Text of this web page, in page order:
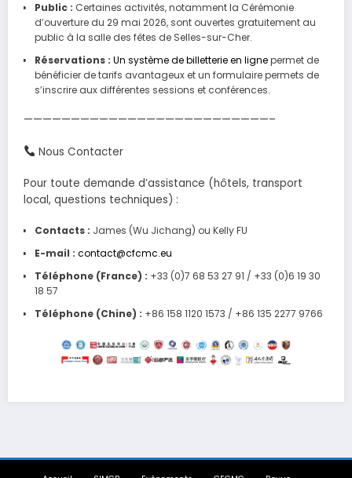
Public : Certaines activités, notamment la Cérémonie
d’ouverture du 29 mai 2026, sont ouvertes gratuitement au
public à la salle des fêtes de Selles-sur-Cher.
Réservations : Un système de billetterie en lignepermet de
bénéficier de tarifs avantageux et un formulaire permets de
s’inscrire aux différentes sessions et conférences.
——————————————————————————–
Nous Contacter
Pour toute demande d’assistance (hôtels, transport
local, questions techniques) :
Contacts : James (Wu Jichang) ou Kelly FU
E-mail : contact@cfcmc.eu
Téléphone (France) : +33 (0)7 68 53 27 91 / +33 (0)6 19 30
18 57
Téléphone (Chine) : +86 158 1120 1573 / +86 135 2277 9766